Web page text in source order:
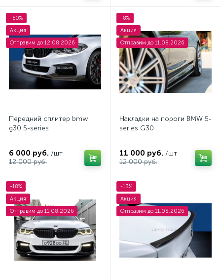
-50%
Акция
Отправим до 12.08.2026
Передний сплитер bmw
g30 5-series
6 000 руб. /шт
12 000 руб.
-8%
Акция
Отправим до 11.08.2026
Накладки на пороги BMW 5-
series G30
11 000 руб. /шт
12 000 руб.
-18%
Акция
Отправим до 11.08.2026
-13%
Акция
Отправим до 11.08.2026